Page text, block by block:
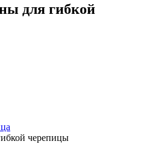
для гибкой
черепицы